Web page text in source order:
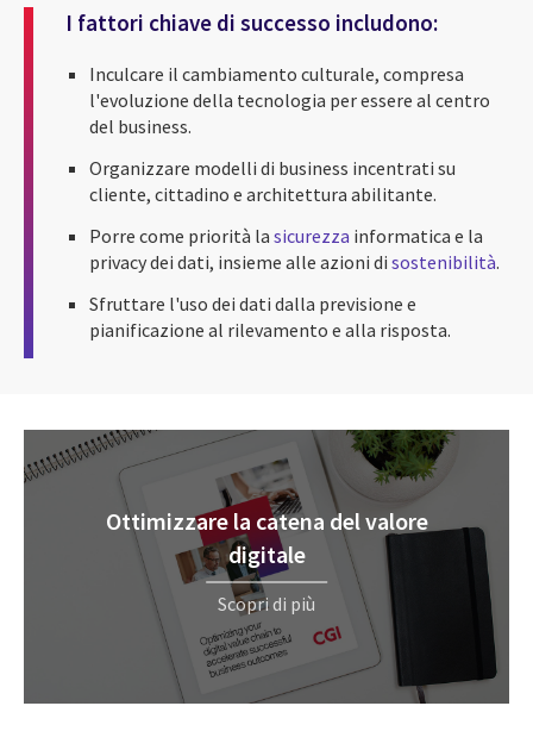
I fattori chiave di successo includono:
Inculcare il cambiamento culturale, compresa
l'evoluzione della tecnologia per essere al centro
del business.
Organizzare modelli di business incentrati su
cliente, cittadino e architettura abilitante.
Porre come priorità la sicurezza informatica e la
privacy dei dati, insieme alle azioni di sostenibilità.
Sfruttare l'uso dei dati dalla previsione e
pianificazione al rilevamento e alla risposta.
Ottimizzare la catena del valore
digitale
Scopri di più